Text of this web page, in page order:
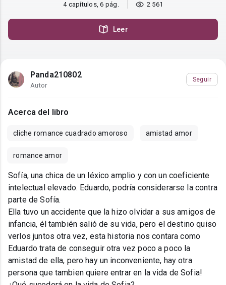
4 capítulos, 6 pág. 2 561
Leer
Panda210802
Autor
Seguir
Acerca del libro
cliche romance cuadrado amoroso amistad amor
romance amor
Sofía, una chica de un léxico amplio y con un coeficiente
intelectual elevado. Eduardo, podría considerarse la contra
parte de Sofía.
Ella tuvo un accidente que la hizo olvidar a sus amigos de
infancia, él también salió de su vida, pero el destino quiso
verlos juntos otra vez, esta historia nos contara como
Eduardo trata de conseguir otra vez poco a poco la
amistad de ella, pero hay un inconveniente, hay otra
persona que tambien quiere entrar en la vida de Sofia!